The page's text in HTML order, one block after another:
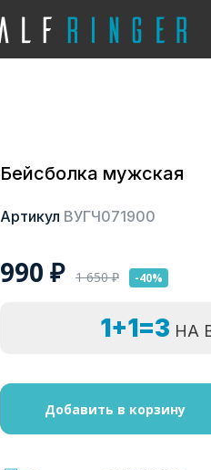
Бейсболка мужская
Артикул ВУГЧ071900
990 ₽ 1 650₽ -40%
1+1=3 НА
Добавить в корзину